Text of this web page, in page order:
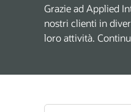
Grazie ad Applied
nostri clienti in
loro attività.